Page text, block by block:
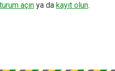
açın ya da kayıt olun.